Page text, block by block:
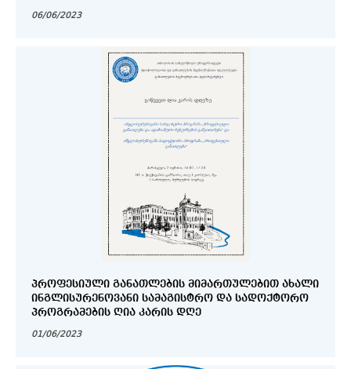
06/06/2023
ᲞᲠᲝᲤᲔᲡᲘᲣᲚᲘ ᲒᲐᲜᲐᲗᲚᲔᲑᲘᲡ ᲛᲘᲛᲐᲠᲗᲣᲚᲔᲑᲘᲗ ᲐᲮᲐᲚᲘ
ᲘᲜᲒᲚᲘᲡᲣᲠᲔᲜᲝᲕᲐᲜᲘ ᲡᲐᲛᲐᲒᲘᲡᲢᲠᲝ ᲓᲐ ᲡᲐᲓᲝᲥᲢᲝᲠᲝ
ᲞᲠᲝᲒᲠᲐᲛᲔᲑᲘᲡ ᲦᲘᲐ ᲙᲐᲠᲘᲡ ᲓᲦᲔ
01/06/2023